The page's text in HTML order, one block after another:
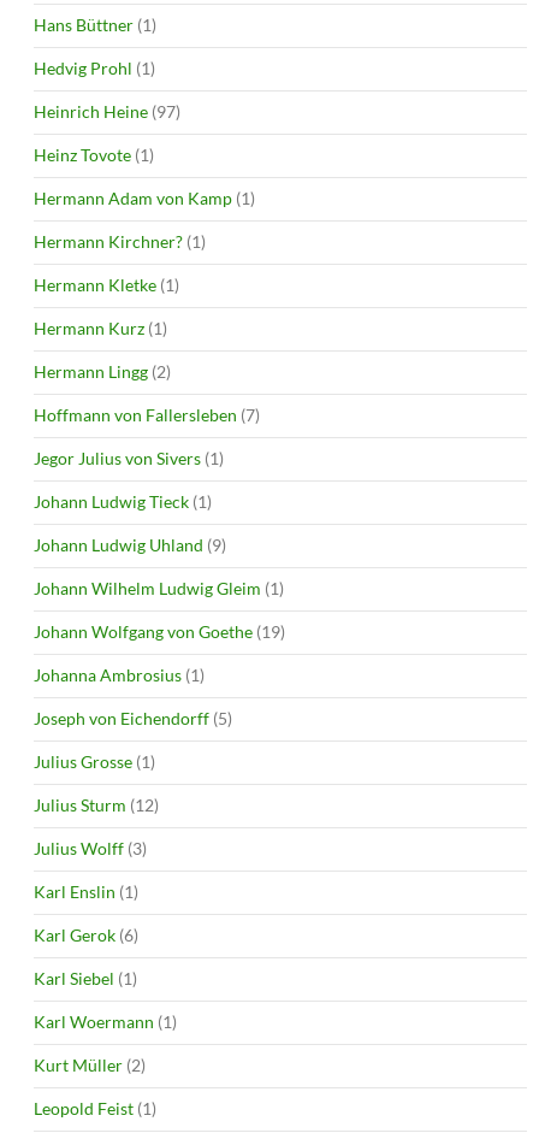
Hans Büttner (1)
Hedvig Prohl (1)
Heinrich Heine (97)
Heinz Tovote (1)
Hermann Adam von Kamp (1)
Hermann Kirchner? (1)
Hermann Kletke (1)
Hermann Kurz (1)
Hermann Lingg (2)
Hoffmann von Fallersleben (7)
Jegor Julius von Sivers (1)
Johann Ludwig Tieck (1)
Johann Ludwig Uhland (9)
Johann Wilhelm Ludwig Gleim (1)
Johann Wolfgang von Goethe (19)
Johanna Ambrosius (1)
Joseph von Eichendorff (5)
Julius Grosse (1)
Julius Sturm (12)
Julius Wolff (3)
Karl Enslin (1)
Karl Gerok (6)
Karl Siebel (1)
Karl Woermann (1)
Kurt Müller (2)
Leopold Feist (1)